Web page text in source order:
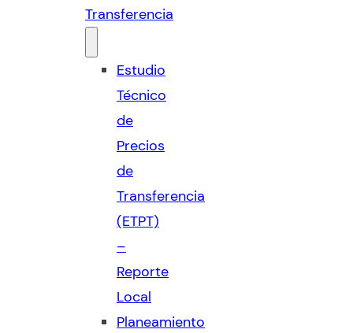
Transferencia
Estudio
Técnico
de
Precios
de
Transferencia
(ETPT)
–
Reporte
Local
Planeamiento